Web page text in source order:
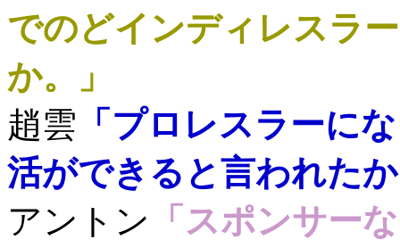
でのどインディレスラ
か。」
趙雲 「プロレスラーに
活ができると言われた
アントン 「スポンサー